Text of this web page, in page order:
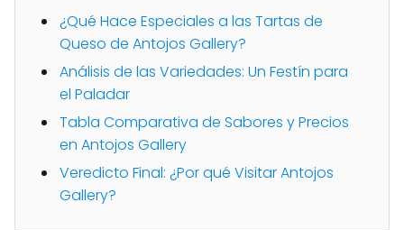
¿Qué Hace Especiales a las Tartas de
Queso de Antojos Gallery?
Análisis de las Variedades: Un Festín para
el Paladar
Tabla Comparativa de Sabores y Precios
en Antojos Gallery
Veredicto Final: ¿Por qué Visitar Antojos
Gallery?